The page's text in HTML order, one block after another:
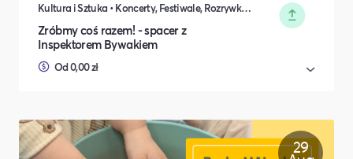
Kultura i Sztuka • Koncerty, Festiwale, Rozrywka • DIY, Majsterkowanie, Hobby • Rodzina i relacje międzyludzkie
Zróbmy coś razem! - spacer z
Inspektorem Bywakiem
Od 0,00 zł
29